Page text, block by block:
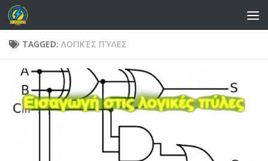
Skip to content
TAGGED: ΛΟΓΙΚΈΣ ΠΎΛΕΣ